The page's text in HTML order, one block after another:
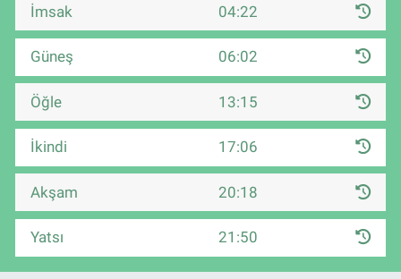
İmsak 04:22
Güneş 06:02
Öğle 13:15
İkindi 17:06
Akşam 20:18
Yatsı 21:50